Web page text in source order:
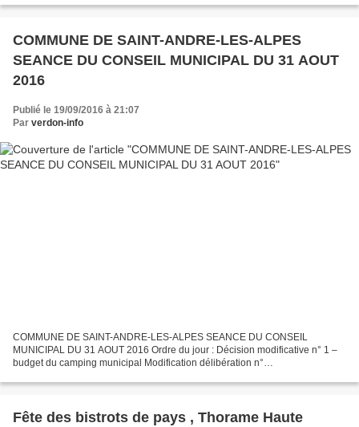
COMMUNE DE SAINT-ANDRE-LES-ALPES
SEANCE DU CONSEIL MUNICIPAL DU 31 AOUT
2016
Publié le 19/09/2016 à 21:07
Par verdon-info
COMMUNE DE SAINT-ANDRE-LES-ALPES SEANCE DU CONSEIL
MUNICIPAL DU 31 AOUT 2016 Ordre du jour : Décision modificative n° 1 –
budget du camping municipal Modification délibération n°
contractuel...
Fête des bistrots de pays , Thorame Haute